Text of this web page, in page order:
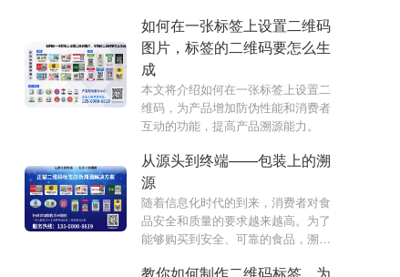
如何在一张标签上设置二维码
图片，标签的二维码要怎么生
成
本文将介绍如何在一张标签上设置二
维码，为产品增加防伪性能和消费者
互动的功能，提高产品溯源能力。
从源头到终端——包装上的溯
源
随着信息化时代的到来，消费者对食
品安全和质量的要求越来越高。为了
能够购买到安全、可靠的食品，溯源